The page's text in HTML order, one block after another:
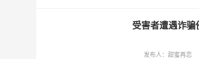
受害者遭遇诈骗
发布人：甜蜜再恋